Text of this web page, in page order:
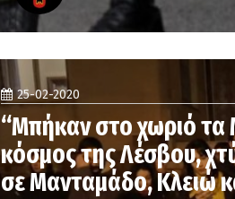
25-02-2020
“Μπήκαν στο χωριό τα
κόσμος της Λέσβου,
σε Μανταμάδο, Κλειώ